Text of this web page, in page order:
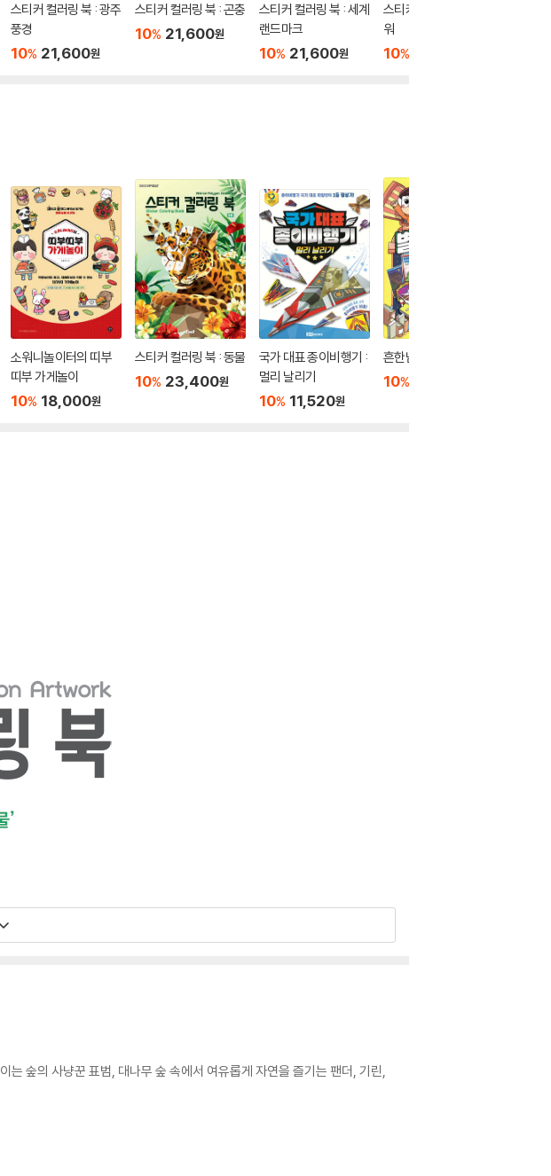
스티커 컬러링 북 : 광주
풍경
10% 21,600원
스티커 컬러링 북 : 곤충
10% 21,600원
스티커 컬러링 북 : 세계
랜드마크
10% 21,600원
스티커 컬러링 북 : 플라
워
10%
소워니놀이터의 띠부
띠부 가게놀이
10% 18,000원
스티커 컬러링 북 : 동물
10% 23,400원
국가 대표 종이비행기 :
멀리 날리기
10% 11,520원
흔한남매 별난 방탈출 1
10%
숲의 사냥꾼 표범, 대나무 숲 속에서 여유롭게 자연을 즐기는 팬더, 기린,